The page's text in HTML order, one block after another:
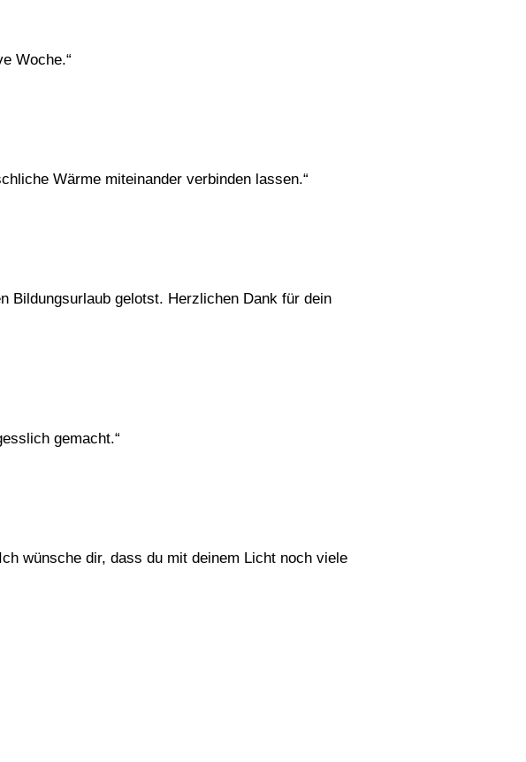
Woche.“
Wärme miteinander verbinden lassen.“
Bildungsurlaub gelotst. Herzlichen Dank für dein
gemacht.“
wünsche dir, dass du mit deinem Licht noch viele